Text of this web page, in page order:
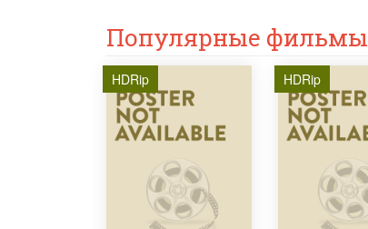
Популярные фильмы
HDRip HDRip